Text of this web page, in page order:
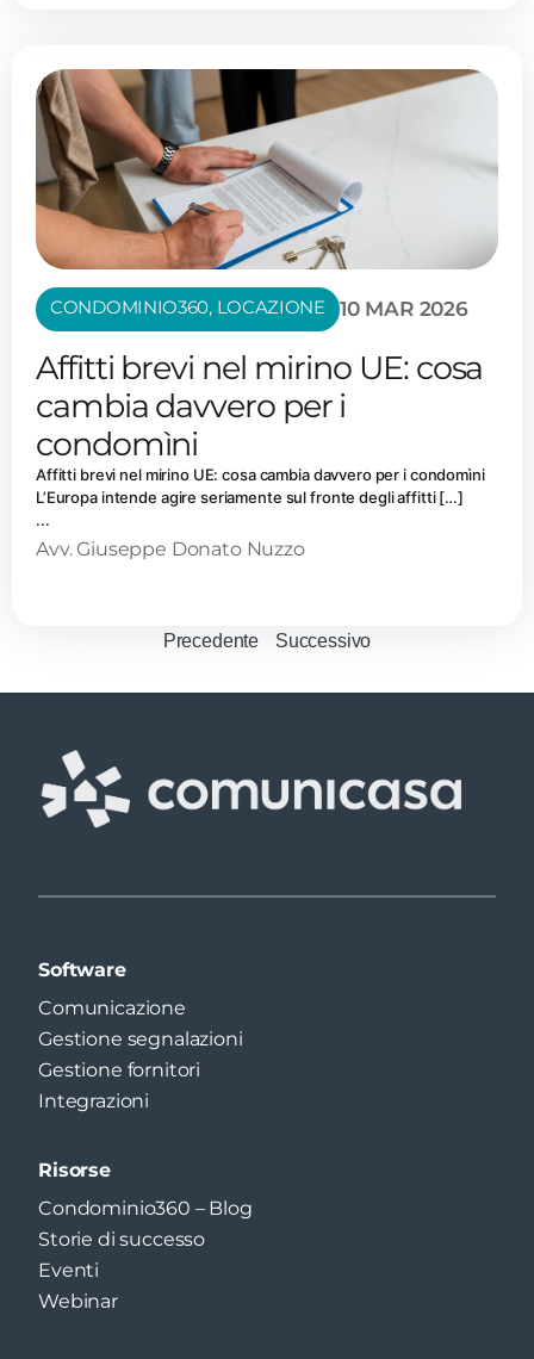
CONDOMINIO360, LOCAZIONE 10 MAR 2026
Affitti brevi nel mirino UE: cosa
cambia davvero per i
condomìni
Affitti brevi nel mirino UE: cosa cambia davvero per i condomìni
L’Europa intende agire seriamente sul fronte degli affitti […]
...
Avv. Giuseppe Donato Nuzzo
Precedente Successivo
Software
Comunicazione
Gestione segnalazioni
Gestione fornitori
Integrazioni
Risorse
Condominio360 – Blog
Storie di successo
Eventi
Webinar